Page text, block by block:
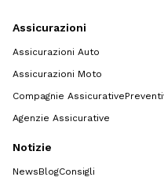
Assicurazioni
Assicurazioni Auto
Assicurazioni Moto
Compagnie Assicurative
Agenzie Assicurative
Notizie
NewsBlogConsigli